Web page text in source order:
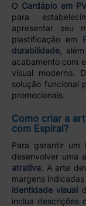
O Cardápio em
para
apresentar seu
plastificação em
durabilidade,
acabamento com
visual moderno.
solução funcional
promocionais.
Como criar a
com Espiral?
Para garantir um
desenvolver uma
atrativa. A arte
margens
identidade visual
inclua descrições